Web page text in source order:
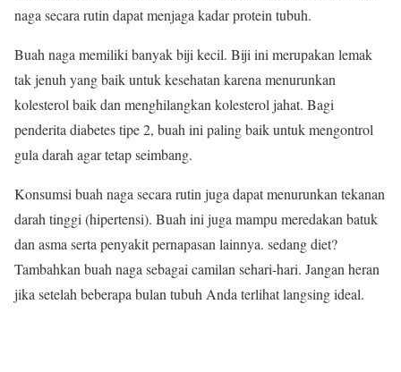
naga secara rutin dapat menjaga kadar protein tubuh.
Buah naga memiliki banyak biji kecil. Biji ini merupakan lemak
tak jenuh yang baik untuk kesehatan karena menurunkan
kolesterol baik dan menghilangkan kolesterol jahat. Bagi
penderita diabetes tipe 2, buah ini paling baik untuk mengontrol
gula darah agar tetap seimbang.
Konsumsi buah naga secara rutin juga dapat menurunkan tekanan
darah tinggi (hipertensi). Buah ini juga mampu meredakan batuk
dan asma serta penyakit pernapasan lainnya. sedang diet?
Tambahkan buah naga sebagai camilan sehari-hari. Jangan heran
jika setelah beberapa bulan tubuh Anda terlihat langsing ideal.